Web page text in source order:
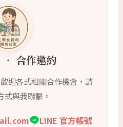
‧ 合作邀約
迎各式相關合作機會，請
式與我聯繫。
LINE 官方帳號